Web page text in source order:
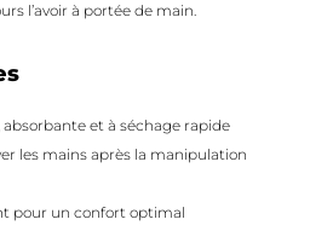
l’avoir à portée de main.
et à séchage rapide
les mains après la manipulation
pour un confort optimal